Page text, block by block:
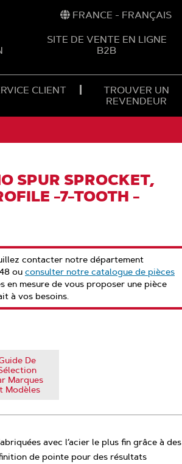
FRANCE - FRANÇAIS
SITE DE VENTE EN LIGNE
B2B
CLIENT
TROUVER UN
REVENDEUR
SPUR SPROCKET,
-7-TOOTH -
contacter notre département
ou consulter notre catalogue de pièces
en mesure de vous proposer une pièce
à vos besoins.
De
Marques
Modèles
avec l’acier le plus fin grâce à des
de pointe pour des résultats